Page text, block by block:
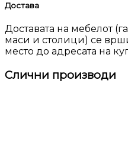
Достава
Доставата на мебелот
маси и столици) се
место до адресата на
Слични производи